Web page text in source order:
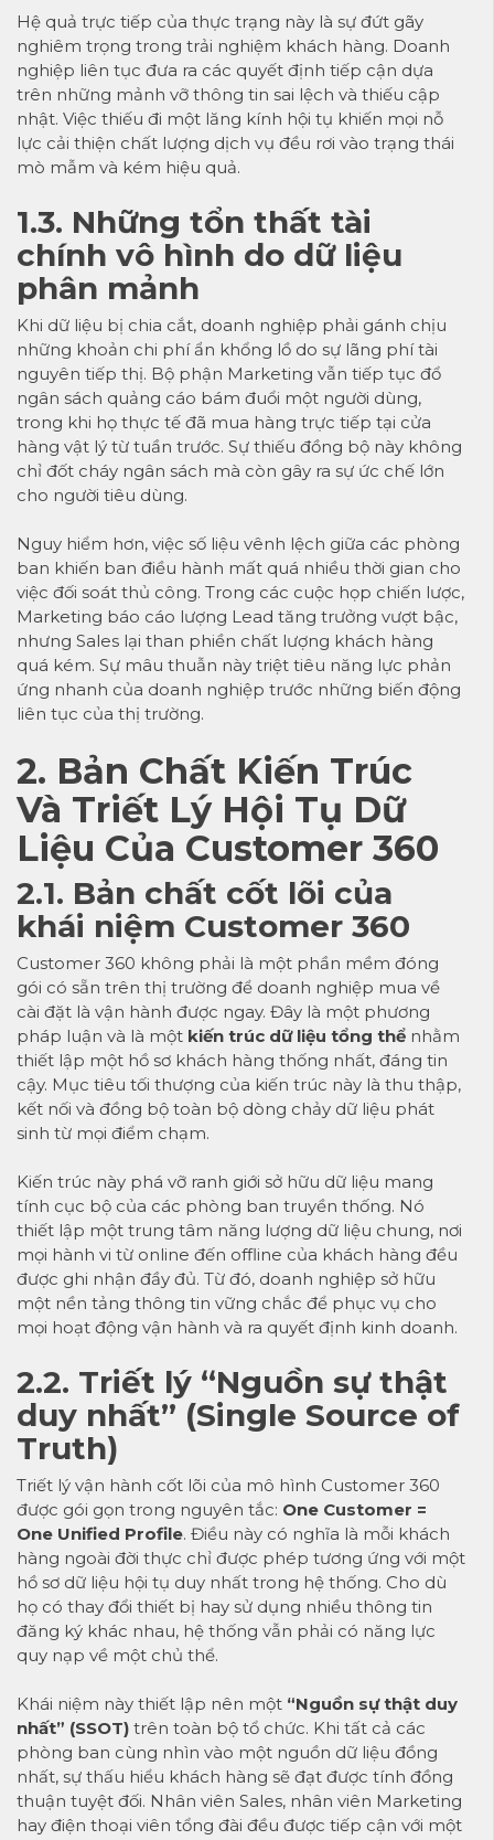
Hệ quả trực tiếp của thực trạng này là sự đứt gãy
nghiêm trọng trong trải nghiệm khách hàng. Doanh
nghiệp liên tục đưa ra các quyết định tiếp cận dựa
trên những mảnh vỡ thông tin sai lệch và thiếu cập
nhật. Việc thiếu đi một lăng kính hội tụ khiến mọi nỗ
lực cải thiện chất lượng dịch vụ đều rơi vào trạng thái
mò mẫm và kém hiệu quả.
1.3. Những tổn thất tài
chính vô hình do dữ liệu
phân mảnh
Khi dữ liệu bị chia cắt, doanh nghiệp phải gánh chịu
những khoản chi phí ẩn khổng lồ do sự lãng phí tài
nguyên tiếp thị. Bộ phận Marketing vẫn tiếp tục đổ
ngân sách quảng cáo bám đuổi một người dùng,
trong khi họ thực tế đã mua hàng trực tiếp tại cửa
hàng vật lý từ tuần trước. Sự thiếu đồng bộ này không
chỉ đốt cháy ngân sách mà còn gây ra sự ức chế lớn
cho người tiêu dùng.
Nguy hiểm hơn, việc số liệu vênh lệch giữa các phòng
ban khiến ban điều hành mất quá nhiều thời gian cho
việc đối soát thủ công. Trong các cuộc họp chiến lược,
Marketing báo cáo lượng Lead tăng trưởng vượt bậc,
nhưng Sales lại than phiền chất lượng khách hàng
quá kém. Sự mâu thuẫn này triệt tiêu năng lực phản
ứng nhanh của doanh nghiệp trước những biến động
liên tục của thị trường.
2. Bản Chất Kiến Trúc
Và Triết Lý Hội Tụ Dữ
Liệu Của Customer 360
2.1. Bản chất cốt lõi của
khái niệm Customer 360
Customer 360 không phải là một phần mềm đóng
gói có sẵn trên thị trường để doanh nghiệp mua về
cài đặt là vận hành được ngay. Đây là một phương
pháp luận và là một kiến trúc dữ liệu tổng thể nhằm
thiết lập một hồ sơ khách hàng thống nhất, đáng tin
cậy. Mục tiêu tối thượng của kiến trúc này là thu thập,
kết nối và đồng bộ toàn bộ dòng chảy dữ liệu phát
sinh từ mọi điểm chạm.
Kiến trúc này phá vỡ ranh giới sở hữu dữ liệu mang
tính cục bộ của các phòng ban truyền thống. Nó
thiết lập một trung tâm năng lượng dữ liệu chung, nơi
mọi hành vi từ online đến offline của khách hàng đều
được ghi nhận đầy đủ. Từ đó, doanh nghiệp sở hữu
một nền tảng thông tin vững chắc để phục vụ cho
mọi hoạt động vận hành và ra quyết định kinh doanh.
2.2. Triết lý “Nguồn sự thật
duy nhất” (Single Source of
Truth)
Triết lý vận hành cốt lõi của mô hình Customer 360
được gói gọn trong nguyên tắc: One Customer =
One Unified Profile. Điều này có nghĩa là mỗi khách
hàng ngoài đời thực chỉ được phép tương ứng với một
hồ sơ dữ liệu hội tụ duy nhất trong hệ thống. Cho dù
họ có thay đổi thiết bị hay sử dụng nhiều thông tin
đăng ký khác nhau, hệ thống vẫn phải có năng lực
quy nạp về một chủ thể.
Khái niệm này thiết lập nên một “Nguồn sự thật duy
nhất” (SSOT) trên toàn bộ tổ chức. Khi tất cả các
phòng ban cùng nhìn vào một nguồn dữ liệu đồng
nhất, sự thấu hiểu khách hàng sẽ đạt được tính đồng
thuận tuyệt đối. Nhân viên Sales, nhân viên Marketing
hay điện thoại viên tổng đài đều được tiếp cận với một